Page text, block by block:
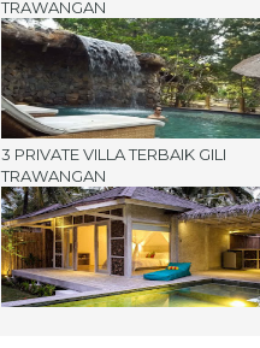
TRAWANGAN
3 PRIVATE VILLA TERBAIK GILI
TRAWANGAN